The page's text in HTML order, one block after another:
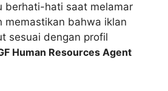
berhati-hati saat melamar
memastikan bahwa iklan
sesuai dengan profil
Human Resources Agent